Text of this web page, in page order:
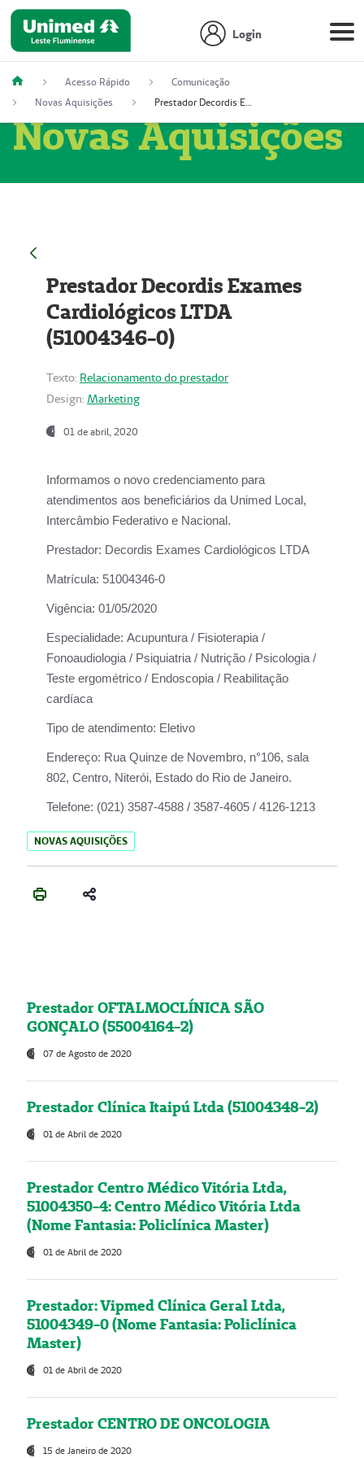
Login
Acesso Rápido
Comunicação
Novas Aquisições
Prestador Decordis Exames Cardiológicos LTDA (51004346-0)
Novas Aquisições
Prestador Decordis Exames
Cardiológicos LTDA
(51004346-0)
Texto: Relacionamento do prestador
Design: Marketing
01 de abril, 2020
Informamos o novo credenciamento para
atendimentos aos beneficiários da Unimed Local,
Intercâmbio Federativo e Nacional.
Prestador: Decordis Exames Cardiológicos LTDA
Matrícula: 51004346-0
Vigência: 01/05/2020
Especialidade: Acupuntura / Fisioterapia /
Fonoaudiologia / Psiquiatria / Nutrição / Psicologia /
Teste ergométrico / Endoscopia / Reabilitação
cardíaca
Tipo de atendimento: Eletivo
Endereço: Rua Quinze de Novembro, n°106, sala
802, Centro, Niterói, Estado do Rio de Janeiro.
Telefone: (021) 3587-4588 / 3587-4605 / 4126-1213
NOVAS AQUISIÇÕES
Prestador OFTALMOCLÍNICA SÃO
GONÇALO (55004164-2)
07 de Agosto de 2020
Prestador Clínica Itaipú Ltda (51004348-2)
01 de Abril de 2020
Prestador Centro Médico Vitória Ltda,
51004350-4: Centro Médico Vitória Ltda
(Nome Fantasia: Policlínica Master)
01 de Abril de 2020
Prestador: Vipmed Clínica Geral Ltda,
51004349-0 (Nome Fantasia: Policlínica
Master)
01 de Abril de 2020
Prestador CENTRO DE ONCOLOGIA
15 de Janeiro de 2020